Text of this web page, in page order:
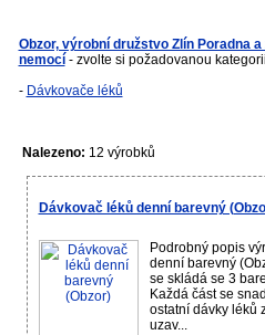
Obzor, výrobní družstvo Zlín Poradna
nemocí - zvolte si požadovanou
- Dávkovače léků
Nalezeno: 12 výrobků
Dávkovač léků denní barevný
Podrobný popis
denní barevný
se skládá se 3
Každá část se
ostatní dávky léků
uzav...